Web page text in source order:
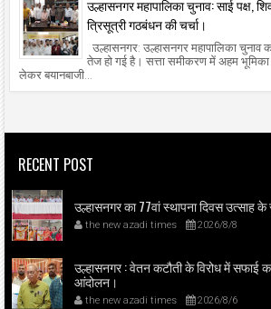
उल्हासनगर महापालिका चुनाव: साई पक्ष,
त्रिसूत्री गठबंधन की चर्चा।
उल्हासनगर: उल्हासनगर महापालिका
तेज हो गई है। सत्ता समीकरण में अहम भूमिका
लेकर बयानबाजी...
RECENT POST
उल्हासनगर का 77वां स्थापना दिवस उत्साह के
the new azadi times 2026/8/8
उल्हासनगर : वेतन कटौती के विरोध में सफाई
आंदोलन।
the new azadi times 2026/8/6